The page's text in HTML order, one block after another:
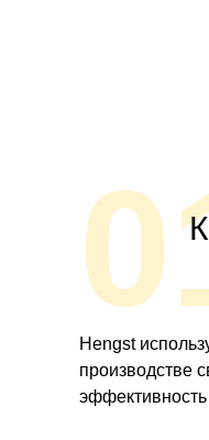
Hengst
производстве
эффективность